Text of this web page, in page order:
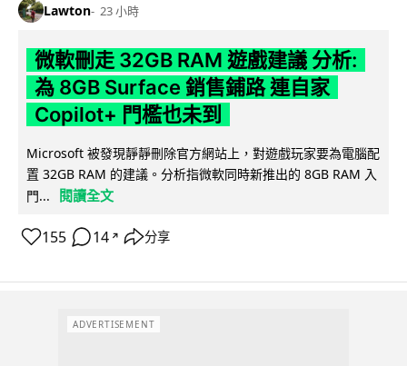
Lawton 23 小時
微軟刪走 32GB RAM 遊戲建議 分析:
為 8GB Surface 銷售鋪路 連自家
Copilot+ 門檻也未到
Microsoft 被發現靜靜刪除官方網站上，對遊戲玩家要為電腦配
置 32GB RAM 的建議。分析指微軟同時新推出的 8GB RAM 入
門...
閱讀全文
155 14 ↗ 分享
ADVERTISEMENT